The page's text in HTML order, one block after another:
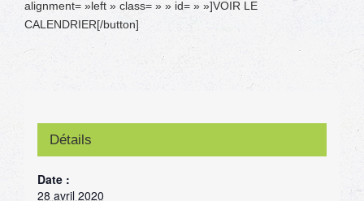
alignment= »left » class= » » id= » »]VOIR LE
CALENDRIER[/button]
Détails
Date :
28 avril 2020